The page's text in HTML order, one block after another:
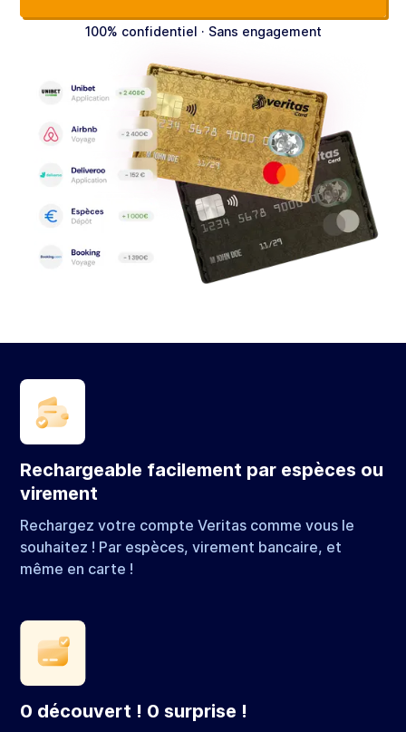
100% confidentiel · Sans engagement
Rechargeable facilement par espèces ou
virement
Rechargez votre compte Veritas comme vous le
souhaitez ! Par espèces, virement bancaire, et
même en carte !
0 découvert ! 0 surprise !